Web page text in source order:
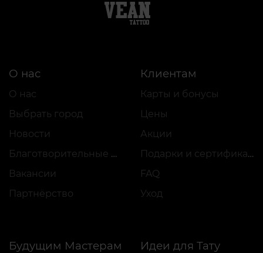
О нас
О нас
Выбрать город
Новости
Благотворительные проекты
Вакансии
Партнёрство
Клиентам
Карты и бонусы
Цены
Акции
Подарки и сертификаты
FAQ
Уход
Будущим Мастерам Идеи для Тату